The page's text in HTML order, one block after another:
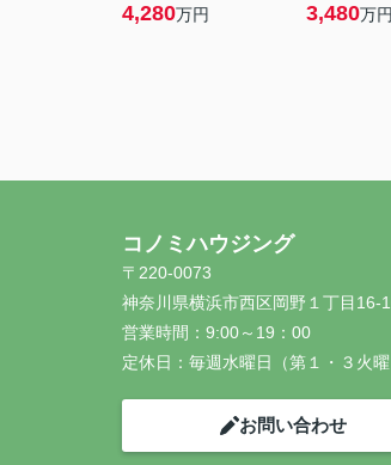
4,280万円 3,480万円
コノミハウジング
〒220-0073
神奈川県横浜市西区岡野１丁目16-
営業時間： 9:00～19：00
定休日： 毎週水曜日（第１・３火曜
お問い合わせ